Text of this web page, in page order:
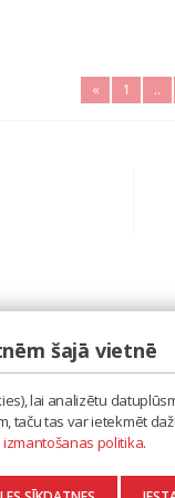
« 1 ..
POLITIKA
šajā vietnē
lai analizētu
taču tas var ietekmēt
izmantošanas politika.